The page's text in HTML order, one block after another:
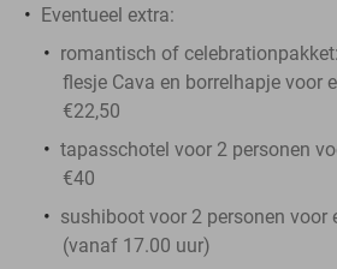
Eventueel extra:
romantisch of
flesje Cava en borrelhapje voor
€22,50
tapasschotel voor 2 personen
€40
sushiboot voor 2 personen voor
(vanaf 17.00 uur)